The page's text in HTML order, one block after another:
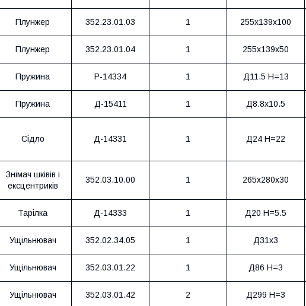
Плунжер 352.23.01.03 1 255х139х100
Плунжер 352.23.01.04 1 255х139х50
Пружина Р-14334 1 Д11.5 Н=13
Пружина Д-15411 1 Д8.8х10.5
Сідло Д-14331 1 Д24 Н=22
Знімач шківів і
ексцентриків
352.03.10.00 1 265х280х30
Тарілка Д-14333 1 Д20 Н=5.5
Ущільнювач 352.02.34.05 1 Д31х3
Ущільнювач 352.03.01.22 1 Д86 Н=3
Ущільнювач 352.03.01.42 2 Д299 Н=3